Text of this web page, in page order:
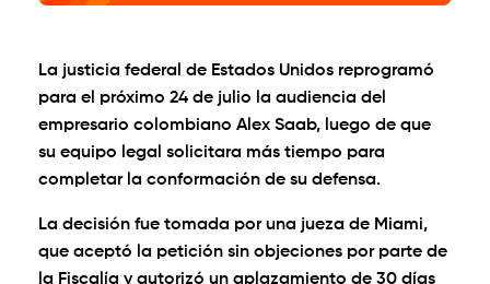
La justicia federal de Estados Unidos reprogramó
para el próximo 24 de julio la audiencia del
empresario colombiano Alex Saab, luego de que
su equipo legal solicitara más tiempo para
completar la conformación de su defensa.
La decisión fue tomada por una jueza de Miami,
que aceptó la petición sin objeciones por parte de
la Fiscalía y autorizó un aplazamiento de 30 días